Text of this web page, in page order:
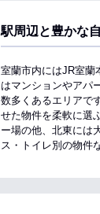
駅周辺と豊かな
室蘭市内にはJR室蘭
はマンションやアパ
数多くあるエリアで
せた物件を柔軟に選
ー場の他、北東には
ス・トイレ別の物件